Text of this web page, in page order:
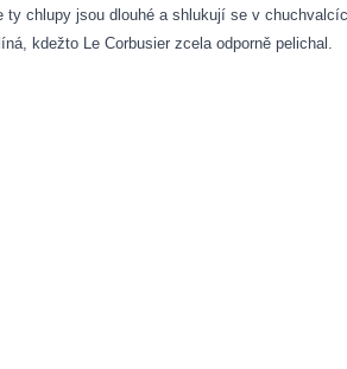
chlupy jsou dlouhé a shlukují se v
kdežto Le Corbusier zcela odporně pelichal.